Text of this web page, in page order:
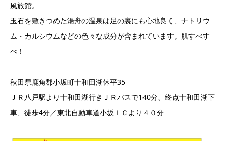
風旅館。
玉石を敷きつめた湯舟の温泉は足の裏にも心地良く、ナトリウ
ム・カルシウムなどの色々な成分が含まれています。肌すべす
べ！
秋田県鹿角郡小坂町十和田湖休平35
ＪＲ八戸駅より十和田湖行きＪＲバスで140分、終点十和田湖下
車、徒歩4分／東北自動車道小坂ＩＣより４０分